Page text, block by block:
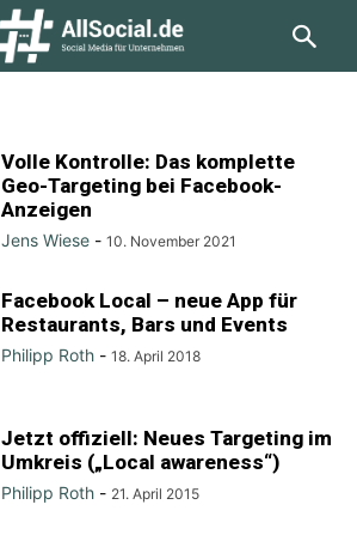
Volle Kontrolle: Das komplette
Geo-Targeting bei Facebook-
Anzeigen
Jens Wiese - 10. November 2021
Facebook Local – neue App für
Restaurants, Bars und Events
Philipp Roth - 18. April 2018
Jetzt offiziell: Neues Targeting im
Umkreis („Local awareness“)
Philipp Roth - 21. April 2015